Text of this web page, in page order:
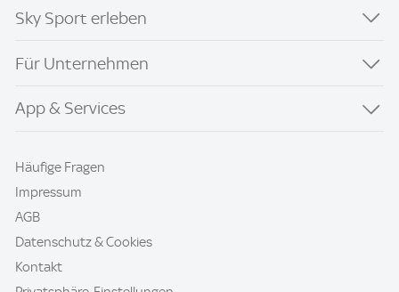
Sky Sport erleben
Für Unternehmen
App & Services
Häufige Fragen
Impressum
AGB
Datenschutz & Cookies
Kontakt